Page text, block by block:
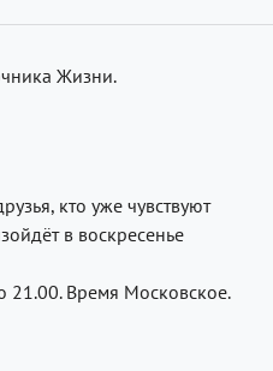
Жизни.
кто уже чувствуют
в воскресенье
21.00. Время Московское.